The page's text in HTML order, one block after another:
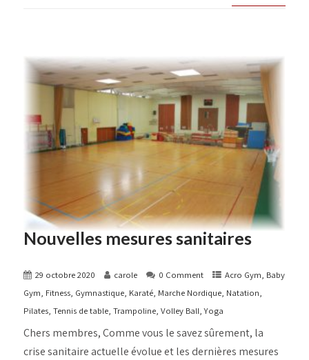
Nouvelles mesures sanitaires
29 octobre 2020 carole 0 Comment Acro Gym, Baby
Gym, Fitness, Gymnastique, Karaté, Marche Nordique, Natation,
Pilates,Tennis de table,Trampoline,Volley Ball,Yoga
Chers membres, Comme vous le savez sûrement, la
crise sanitaire actuelle évolue et les dernières mesures